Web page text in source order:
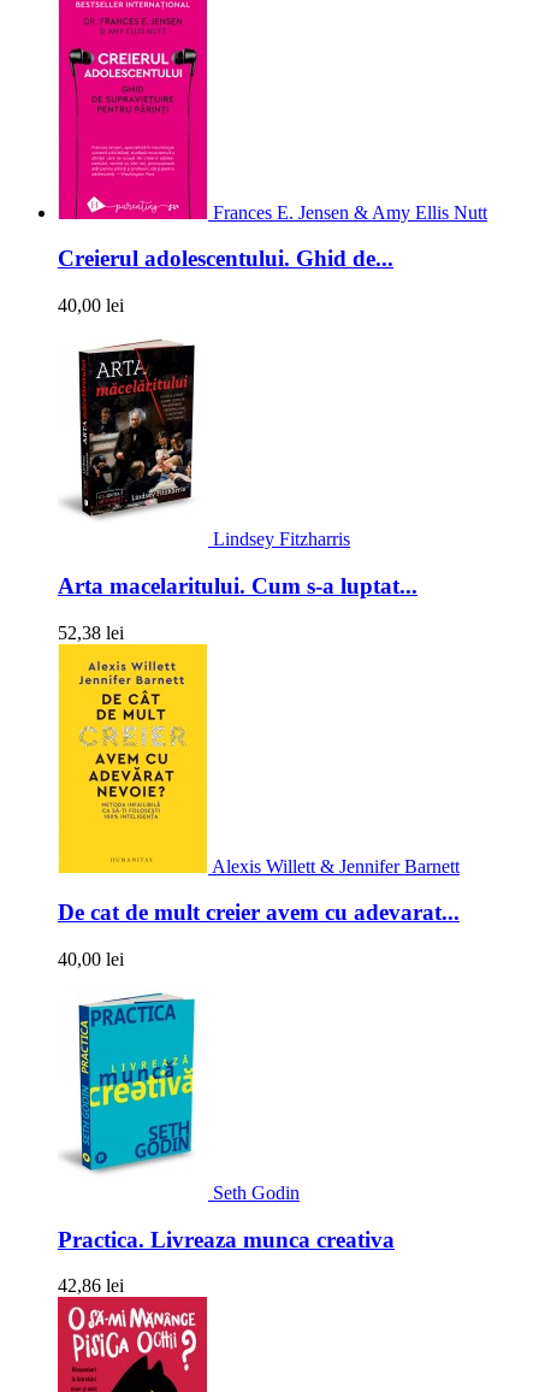
Frances E. Jensen & Amy Ellis Nutt
Creierul adolescentului. Ghid de...
40,00 lei
Lindsey Fitzharris
Arta macelaritului. Cum s-a luptat...
52,38 lei
Alexis Willett & Jennifer Barnett
De cat de mult creier avem cu adevarat...
40,00 lei
Seth Godin
Practica. Livreaza munca creativa
42,86 lei